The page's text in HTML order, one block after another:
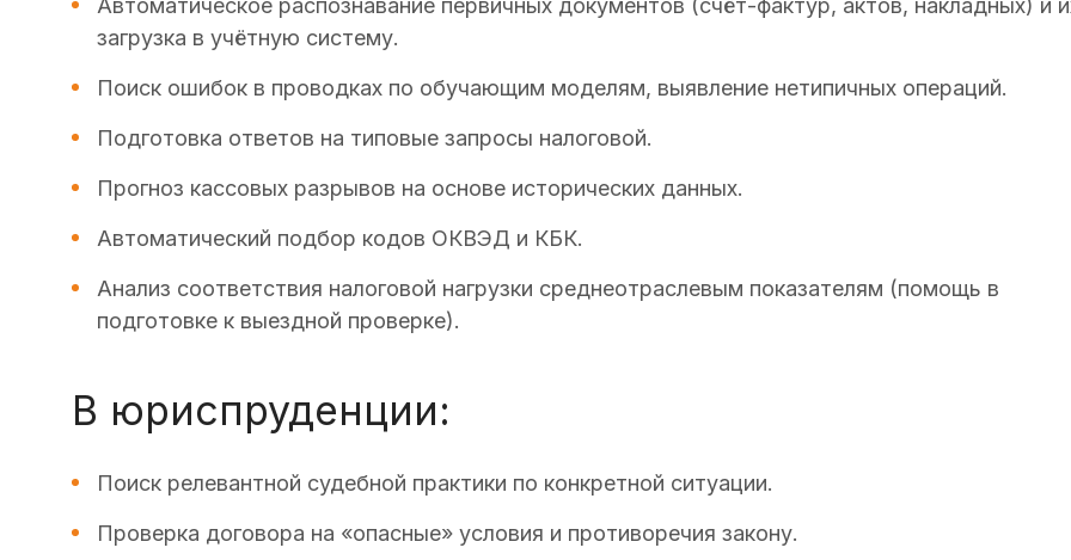
Автоматическое распознавание первичных документов (счёт-фактур, актов, накладных) и
загрузка в учётную систему.
Поиск ошибок в проводках по обучающим моделям, выявление нетипичных операций.
Подготовка ответов на типовые запросы налоговой.
Прогноз кассовых разрывов на основе исторических данных.
Автоматический подбор кодов ОКВЭД и КБК.
Анализ соответствия налоговой нагрузки среднеотраслевым показателям (помощь в
подготовке к выездной проверке).
В юриспруденции:
Поиск релевантной судебной практики по конкретной ситуации.
Проверка договора на «опасные» условия и противоречия закону.